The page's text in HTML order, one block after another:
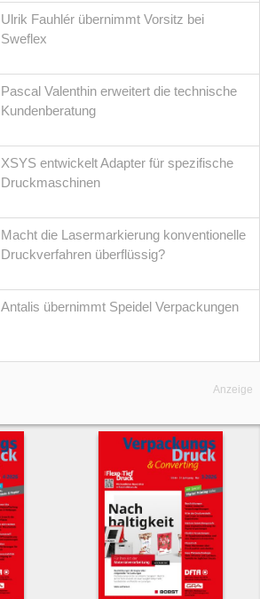
Ulrik Fauhlér übernimmt Vorsitz bei
Sweflex
Pascal Valenthin erweitert die technische
Kundenberatung
XSYS entwickelt Adapter für spezifische
Druckmaschinen
Macht die Lasermarkierung konventionelle
Druckverfahren überflüssig?
Antalis übernimmt Speidel Verpackungen
Anzeige